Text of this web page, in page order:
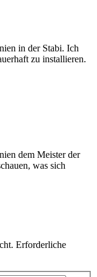
in der Stabi. Ich
zu installieren.
dem Meister der
was sich
Erforderliche